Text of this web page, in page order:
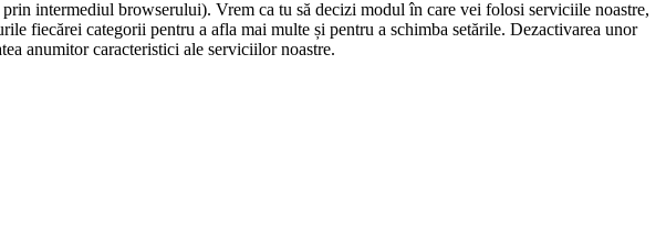
intermediul browserului). Vrem ca tu să decizi modul în care vei folosi serviciile noastre,
fiecărei categorii pentru a afla mai multe și pentru a schimba setările. Dezactivarea unor
anumitor caracteristici ale serviciilor noastre.